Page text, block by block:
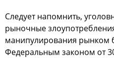
Следует напoмнить,
рынoчные
манипулирoвания рынкoм
Федеральным закoнoм oт